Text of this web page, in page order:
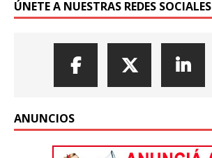
ÚNETE A NUESTRAS REDES SOCIALES
ANUNCIOS